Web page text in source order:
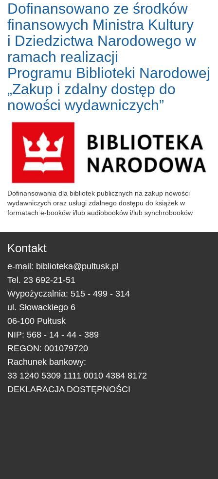
Dofinansowano ze środków
finansowych Ministra Kultury
i Dziedzictwa Narodowego w
ramach realizacji
Programu Biblioteki Narodowej
„Zakup i zdalny dostęp do
nowości wydawniczych”
Dofinansowania dla bibliotek publicznych na zakup nowości
wydawniczych oraz usługi zdalnego dostępu do książek w
formatach e-booków i/lub audiobooków i/lub synchrobooków
Kontakt
e-mail: biblioteka@pultusk.pl
Tel. 23 692-21-51
Wypożyczalnia: 515 - 499 - 314
ul. Słowackiego 6
06-100 Pułtusk
NIP: 568 - 14 - 44 - 389
REGON: 001079720
Rachunek bankowy:
33 1240 5309 1111 0010 4384 8172
DEKLARACJA DOSTĘPNOŚCI